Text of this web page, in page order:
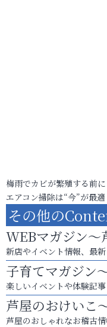
梅雨でカビが繁殖する前に
エアコン掃除は“今”が最適
その他の
WEBマガジン～
新店やイベント情報、最
子育てマガジン
楽しいイベントや体験記事
芦屋のおけいこ
芦屋のおしゃれなお稽古